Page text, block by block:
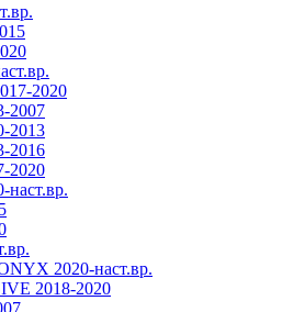
2020
2007
2013
2016
2020
наст.вр.
2020-наст.вр.
2018-2020